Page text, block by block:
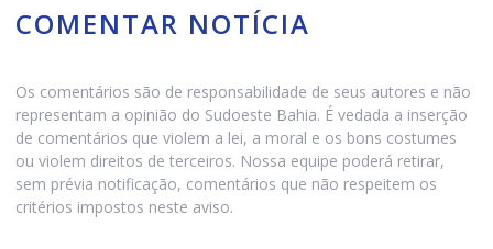
COMENTAR NOTÍCIA
Os comentários são de responsabilidade de seus autores e não
representam a opinião do Sudoeste Bahia. É vedada a inserção
de comentários que violem a lei, a moral e os bons costumes
ou violem direitos de terceiros. Nossa equipe poderá retirar,
sem prévia notificação, comentários que não respeitem os
critérios impostos neste aviso.